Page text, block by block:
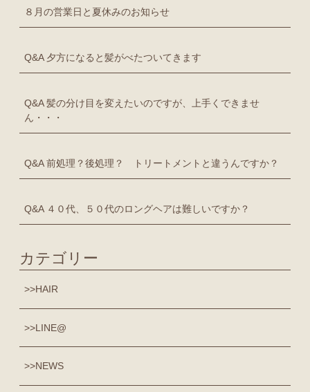
８月の営業日と夏休みのお知らせ
Q&A 夕方になると髪がべたついてきます
Q&A 髪の分け目を変えたいのですが、上手くできませ
ん・・・
Q&A 前処理？後処理？ トリートメントと違うんですか？
Q&A ４０代、５０代のロングヘアは難しいですか？
カテゴリー
HAIR
LINE@
NEWS